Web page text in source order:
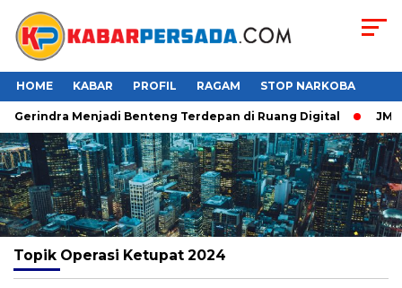
HOME KABAR PROFIL RAGAM STOP NARKOBA
Gerindra Menjadi Benteng Terdepan di Ruang Digital
Topik Operasi Ketupat 2024